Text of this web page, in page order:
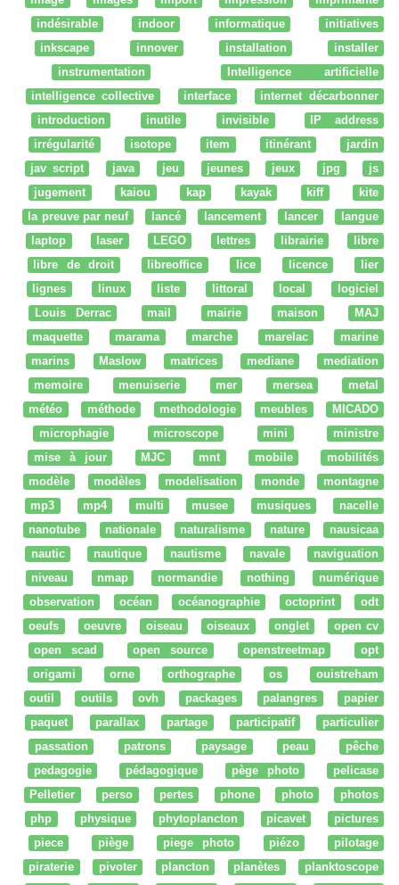
indésirable
indoor informatique
initiatives
inkscape
innover installation
installer
instrumentation
Intelligence artificielle
intelligence collective
interface
internet décarbonner
introduction
inutile invisible
IP address
irrégularité
isotope item itinérant
jardin
jav script
java jeu jeunes jeux jpg
js
jugement
kaiou kap kayak kiff
kite
la preuve par neuf
lancé lancement lancer
langue
laptop
laser LEGO lettres librairie
libre
libre de droit
libreoffice lice licence
lier
lignes
linux liste littoral local
logiciel
Louis Derrac
mail mairie maison
MAJ
maquette
marama marche marelac
marine
marins
Maslow matrices mediane
mediation
memoire
menuiserie mer mersea
metal
météo
méthode methodologie meubles
MICADO
microphagie
microscope mini
ministre
mise à jour
MJC mnt mobile
mobilités
modèle
modèles modelisation monde
montagne
mp3
mp4 multi musee musiques
nacelle
nanotube
nationale naturalisme nature
nausicaa
nautic
nautique nautisme navale
naviguation
niveau
nmap normandie nothing
numérique
observation
océan océanographie octoprint
odt
oeufs
oeuvre oiseau oiseaux onglet
open cv
open scad
open source openstreetmap
opt
origami
orne orthographe os
ouistreham
outil
outils ovh packages palangres
papier
paquet
parallax partage participatif
particulier
passation
patrons paysage peau
pêche
pedagogie
pédagogique pège photo
pelicase
Pelletier
perso pertes phone photo
photos
php
physique phytoplancton picavet
pictures
piece
piège piege photo piézo
pilotage
piraterie
pivoter plancton planètes
planktoscope